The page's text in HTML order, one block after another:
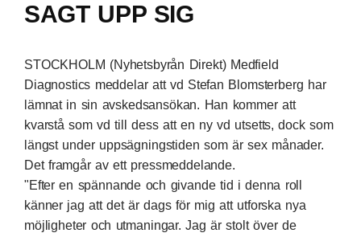
SAGT UPP SIG
STOCKHOLM (Nyhetsbyrån Direkt) Medfield
Diagnostics meddelar att vd Stefan Blomsterberg har
lämnat in sin avskedsansökan. Han kommer att
kvarstå som vd till dess att en ny vd utsetts, dock som
längst under uppsägningstiden som är sex månader.
Det framgår av ett pressmeddelande.
"Efter en spännande och givande tid i denna roll
känner jag att det är dags för mig att utforska nya
möjligheter och utmaningar. Jag är stolt över de